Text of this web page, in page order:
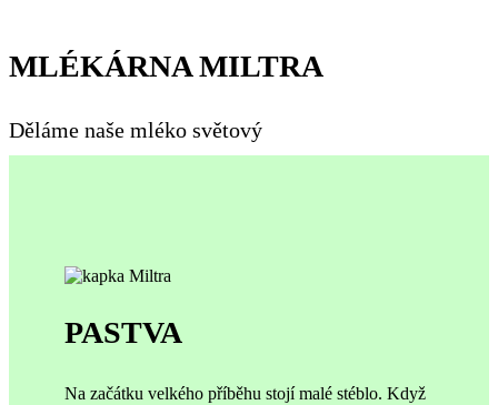
MLÉKÁRNA MILTRA
Děláme naše mléko světový
PASTVA
Na začátku velkého příběhu stojí malé stéblo. Když